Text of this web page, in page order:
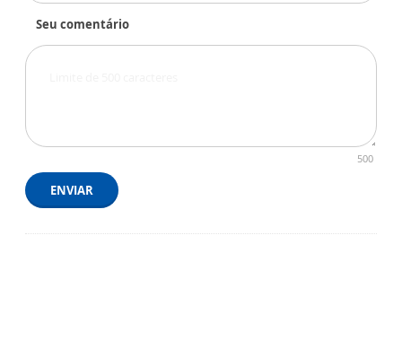
Seu comentário
500
ENVIAR